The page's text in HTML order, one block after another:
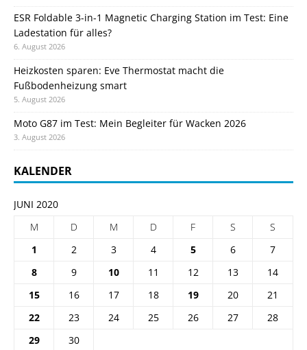
ESR Foldable 3-in-1 Magnetic Charging Station im Test: Eine
Ladestation für alles?
6. August 2026
Heizkosten sparen: Eve Thermostat macht die
Fußbodenheizung smart
5. August 2026
Moto G87 im Test: Mein Begleiter für Wacken 2026
3. August 2026
KALENDER
JUNI 2020
M
D M D F S
S
1
2 3 4 5 6
7
8
9 10 11 12 13
14
15
16 17 18 19 20
21
22
23 24 25 26 27
28
29
30